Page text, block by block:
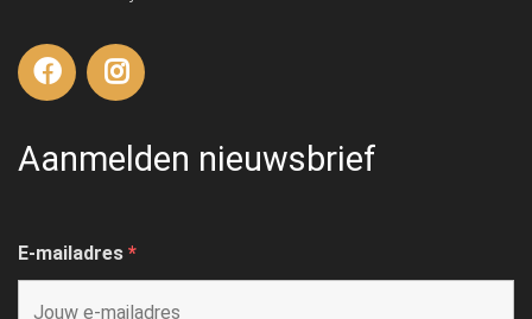
Aanmelden nieuwsbrief
E-mailadres *